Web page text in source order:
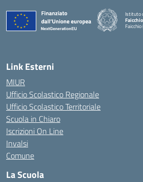
Istituto
Faicchio
Link Esterni
MIUR
Ufficio Scolastico Regionale
Ufficio Scolastico Territoriale
Scuola in Chiaro
Iscrizioni On Line
Invalsi
Comune
La Scuola